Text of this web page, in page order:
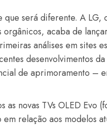
que será diferente. A LG,
acaba de
análises em sites
desenvolvimentos
de aprimoramento –
as novas TVs OLED
relação aos modelos